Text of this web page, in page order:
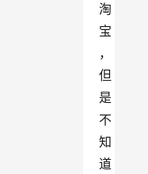
淘
宝
，
但
是
不
知
道